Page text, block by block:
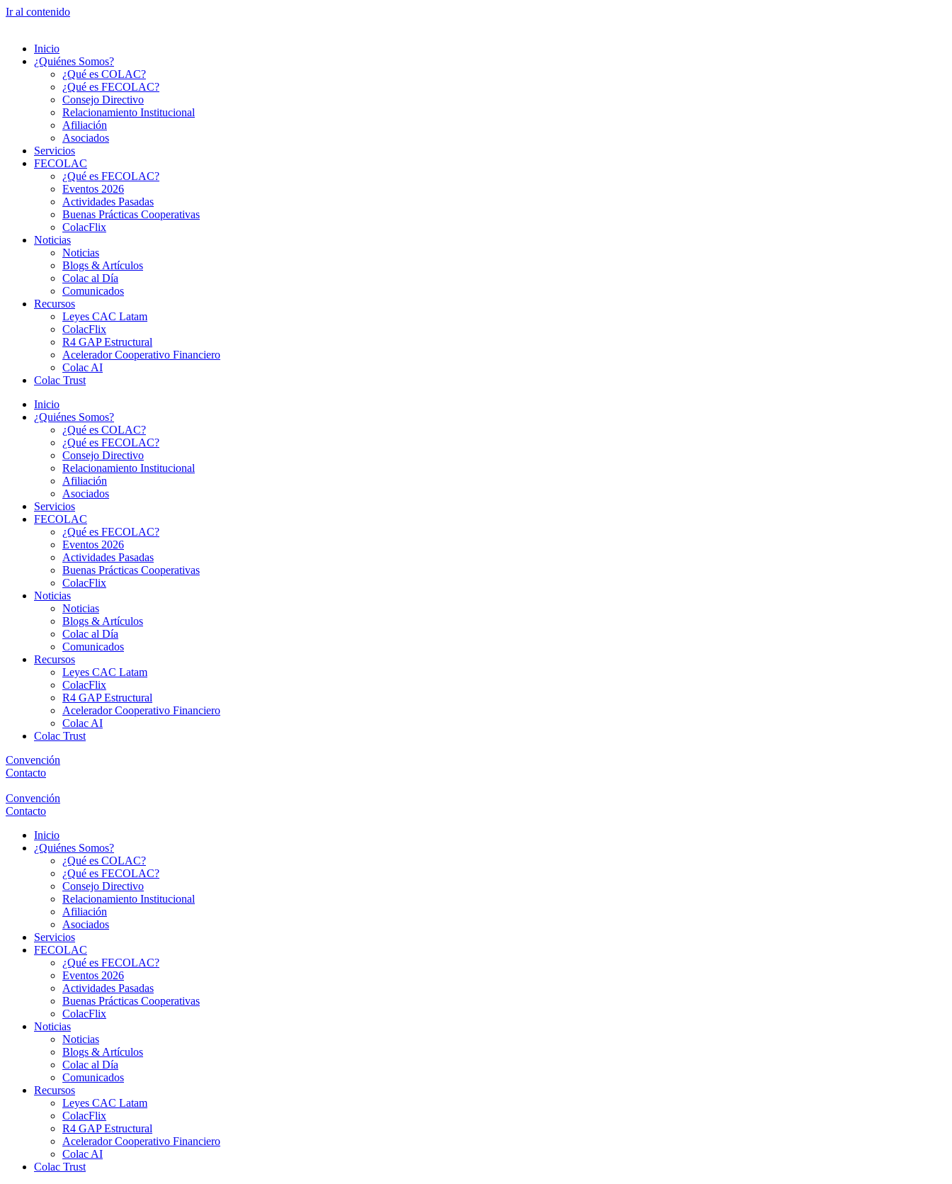
Ir al contenido
Inicio
¿Quiénes Somos?
¿Qué es COLAC?
¿Qué es FECOLAC?
Consejo Directivo
Relacionamiento Institucional
Afiliación
Asociados
Servicios
FECOLAC
¿Qué es FECOLAC?
Eventos 2026
Actividades Pasadas
Buenas Prácticas Cooperativas
ColacFlix
Noticias
Noticias
Blogs & Artículos
Colac al Día
Comunicados
Recursos
Leyes CAC Latam
ColacFlix
R4 GAP Estructural
Acelerador Cooperativo Financiero
Colac AI
Colac Trust
Inicio
¿Quiénes Somos?
¿Qué es COLAC?
¿Qué es FECOLAC?
Consejo Directivo
Relacionamiento Institucional
Afiliación
Asociados
Servicios
FECOLAC
¿Qué es FECOLAC?
Eventos 2026
Actividades Pasadas
Buenas Prácticas Cooperativas
ColacFlix
Noticias
Noticias
Blogs & Artículos
Colac al Día
Comunicados
Recursos
Leyes CAC Latam
ColacFlix
R4 GAP Estructural
Acelerador Cooperativo Financiero
Colac AI
Colac Trust
Convención
Contacto
Convención
Contacto
Inicio
¿Quiénes Somos?
¿Qué es COLAC?
¿Qué es FECOLAC?
Consejo Directivo
Relacionamiento Institucional
Afiliación
Asociados
Servicios
FECOLAC
¿Qué es FECOLAC?
Eventos 2026
Actividades Pasadas
Buenas Prácticas Cooperativas
ColacFlix
Noticias
Noticias
Blogs & Artículos
Colac al Día
Comunicados
Recursos
Leyes CAC Latam
ColacFlix
R4 GAP Estructural
Acelerador Cooperativo Financiero
Colac AI
Colac Trust